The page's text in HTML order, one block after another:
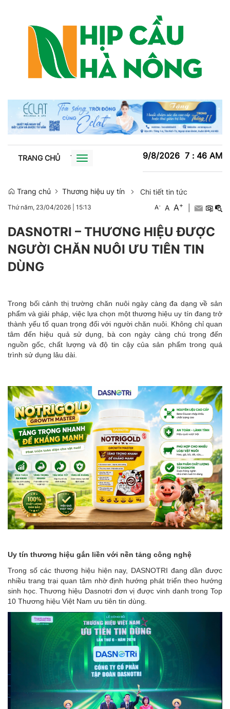
9/8/2026 7 : 46 AM
TRANG CHỦ TIN TỨC TRỒNG TRỌT CHĂN NUÔI
Toggle
Trang chủ Thương hiệu uy tín Chi tiết tin tức
Thứ năm, 23/04/2026 15:13 A- A A+
DASNOTRI – THƯƠNG HIỆU ĐƯỢC
NGƯỜI CHĂN NUÔI ƯU TIÊN TIN
DÙNG
Trong bối cảnh thị trường chăn nuôi ngày càng đa dạng về sản
phẩm và giải pháp, việc lựa chọn một thương hiệu uy tín đang trở
thành yếu tố quan trọng đối với người chăn nuôi. Không chỉ quan
tâm đến hiệu quả sử dụng, bà con ngày càng chú trọng đến
nguồn gốc, chất lượng và độ tin cậy của sản phẩm trong quá
trình sử dụng lâu dài.
Uy tín thương hiệu gắn liền với nền tảng công nghệ
Trong số các thương hiệu hiện nay, DASNOTRI đang dần được
nhiều trang trại quan tâm nhờ định hướng phát triển theo hướng
sinh học. Thương hiệu Dasnotri đơn vị được vinh danh trong Top
10 Thương hiệu Việt Nam ưu tiên tin dùng.